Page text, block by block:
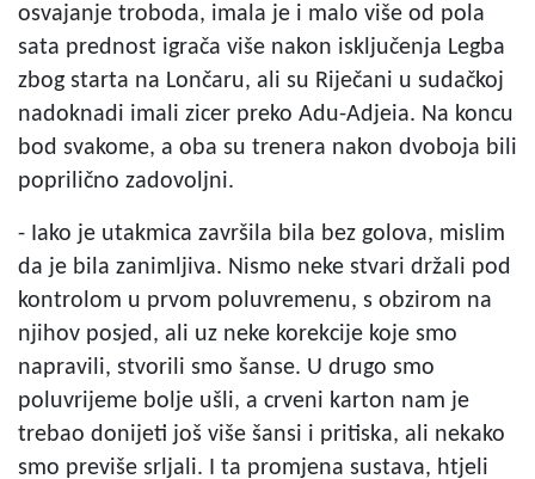
osvajanje troboda, imala je i malo više od pola
sata prednost igrača više nakon isključenja Legba
zbog starta na Lončaru, ali su Riječani u sudačkoj
nadoknadi imali zicer preko Adu-Adjeia. Na koncu
bod svakome, a oba su trenera nakon dvoboja bili
poprilično zadovoljni.
- Iako je utakmica završila bila bez golova, mislim
da je bila zanimljiva. Nismo neke stvari držali pod
kontrolom u prvom poluvremenu, s obzirom na
njihov posjed, ali uz neke korekcije koje smo
napravili, stvorili smo šanse. U drugo smo
poluvrijeme bolje ušli, a crveni karton nam je
trebao donijeti još više šansi i pritiska, ali nekako
smo previše srljali. I ta promjena sustava, htjeli